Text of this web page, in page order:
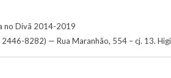
no Divã 2014-2019
2446-8282) — Rua Maranhão, 554 – cj. 13.